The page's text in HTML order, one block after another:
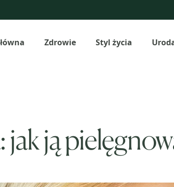
Zdrowie Styl życia
jak ją